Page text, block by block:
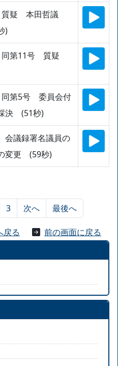
疑 本田哲議
)
同第11号 質疑
同第5号 委員会付
決 (51秒)
会議録署名議員の
変更 (59秒)
3 次へ 最後へ
戻る
前の画面に戻る